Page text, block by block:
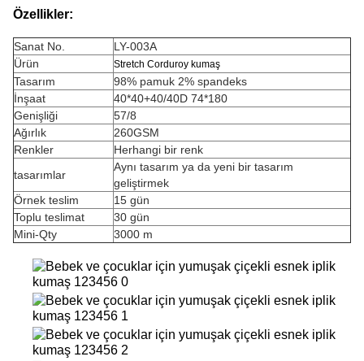
Özellikler:
Sanat No.
LY-003A
Ürün
Stretch Corduroy kumaş
Tasarım
98% pamuk 2% spandeks
İnşaat
40*40+40/40D 74*180
Genişliği
57/8
Ağırlık
260GSM
Renkler
Herhangi bir renk
tasarımlar
Aynı tasarım ya da yeni bir tasarım
geliştirmek
Örnek teslim
15 gün
Toplu teslimat
30 gün
Mini-Qty
3000 m